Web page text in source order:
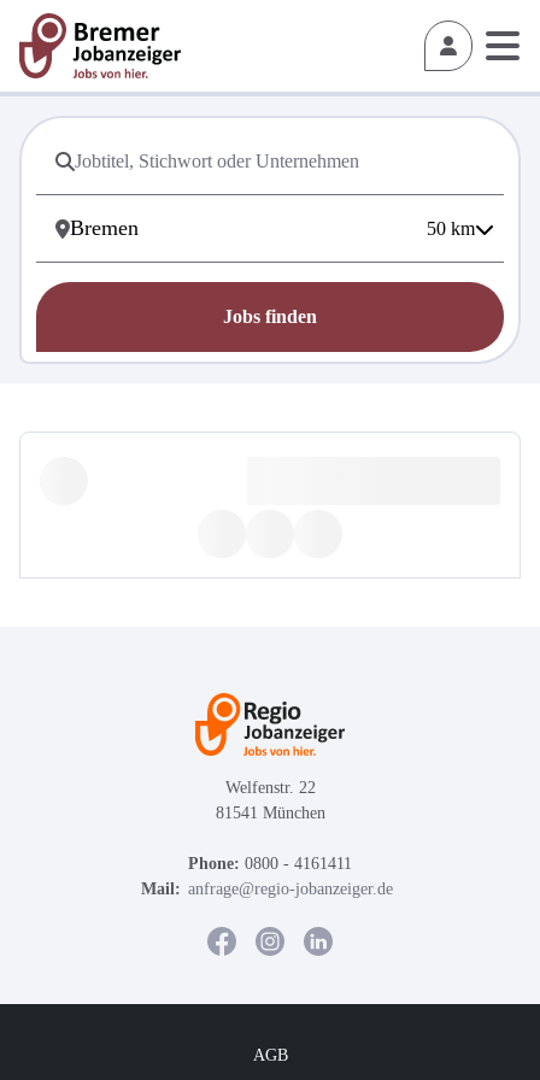
50 km
Jobs finden
Welfenstr. 22
81541 München
Phone: 0800 - 4161411
Mail: anfrage@regio-jobanzeiger.de
AGB